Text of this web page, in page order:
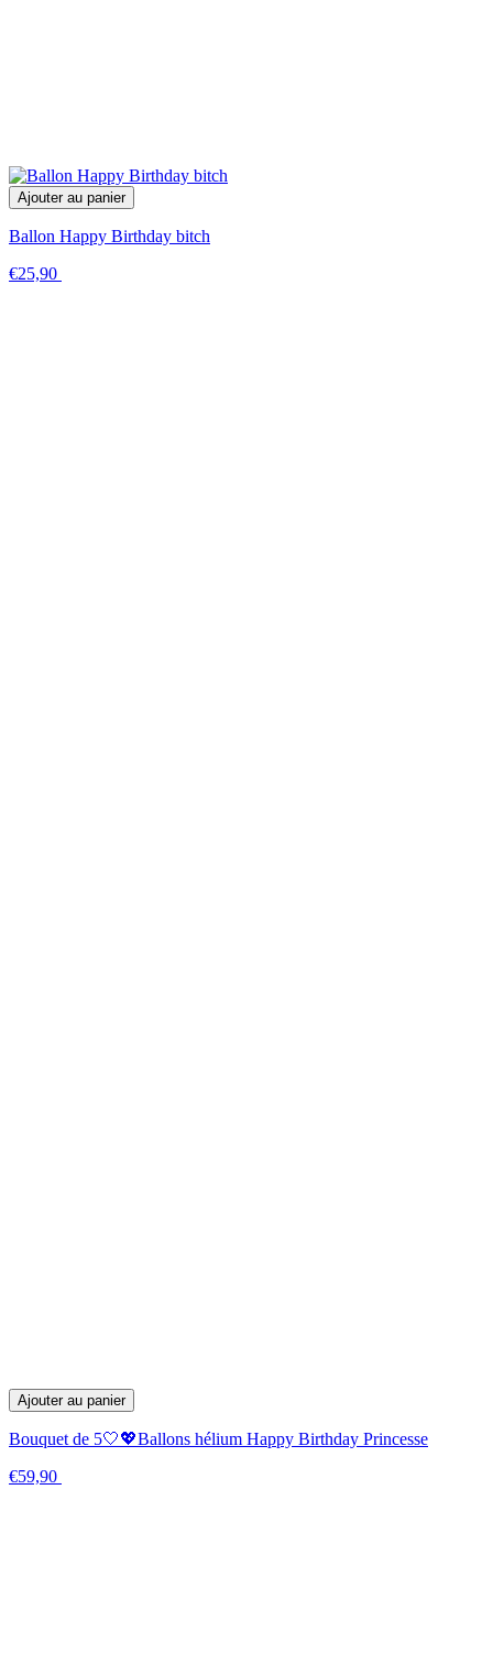
Ajouter au panier
Ballon Happy Birthday bitch
€25,90
Ajouter au panier
Bouquet de 5🤍💖Ballons hélium Happy Birthday Princesse
€59,90